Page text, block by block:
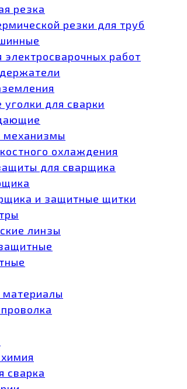
резка
резки для труб
электросварочных работ
для сварки
охлаждения
для сварщика
и защитные щитки
линзы
материалы
сварка